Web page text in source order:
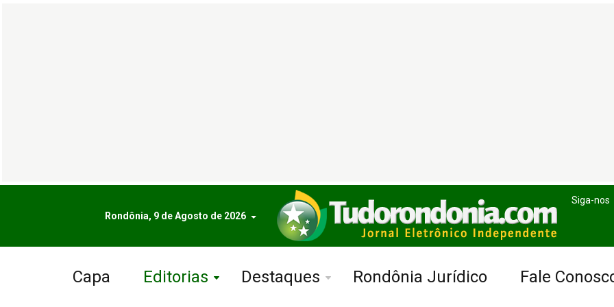
Rondônia, 9 de Agosto de 2026
Siga-nos
Capa Editorias Destaques Rondônia Jurídico Fale